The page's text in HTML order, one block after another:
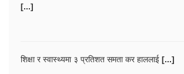
[...]
शिक्षा र स्वास्थ्यमा ३ प्रतिशत समता कर हाललाई [...]